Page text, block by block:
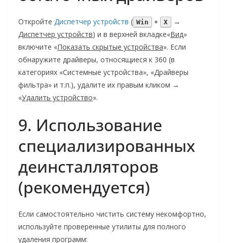
Откройте Диспетчер устройств ( Win + X
→
Диспетчер устройств) и в верхней вкладке«Вид»
включите «Показать скрытые устройства». Если
обнаружите драйверы, относящиеся к 360 (в
категориях «Системные устройства», «Драйверы
фильтра» и т.п.), удалите их правым кликом →
«Удалить устройство».
9. Использование
специализированных
деинсталляторов
(рекомендуется)
Если самостоятельно чистить систему некомфортно,
используйте проверенные утилиты для полного
удаления программ: